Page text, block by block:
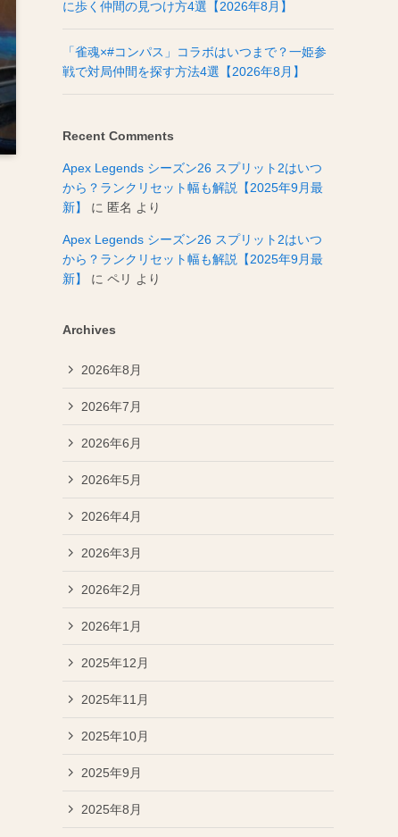
に歩く仲間の見つけ方4選【2026年8月】
「雀魂×#コンパス」コラボはいつまで？一姫参
戦で対局仲間を探す方法4選【2026年8月】
Recent Comments
Apex Legends シーズン26 スプリット2はいつ
から？ランクリセット幅も解説【2025年9月最
新】
に 匿名 より
Apex Legends シーズン26 スプリット2はいつ
から？ランクリセット幅も解説【2025年9月最
新】
に ペリ より
Archives
2026年8月
2026年7月
2026年6月
2026年5月
2026年4月
2026年3月
2026年2月
2026年1月
2025年12月
2025年11月
2025年10月
2025年9月
2025年8月